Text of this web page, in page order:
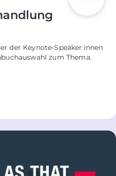
der Keynote-Speaker:innen
zum Thema.